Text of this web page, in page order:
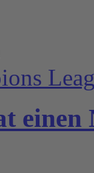
einen